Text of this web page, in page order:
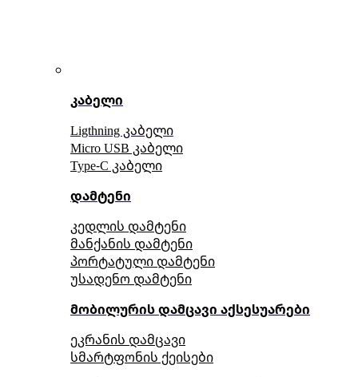
კაბელი
Ligthning კაბელი
Micro USB კაბელი
Type-C კაბელი
დამტენი
კედლის დამტენი
მანქანის დამტენი
პორტატული დამტენი
უსადენო დამტენი
მობილურის დამცავი აქსესუარები
ეკრანის დამცავი
სმარტფონის ქეისები